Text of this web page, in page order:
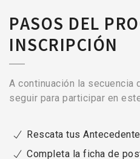
PASOS DEL
INSCRIPCIÓN
A continuación la secuencia
seguir para participar en
Rescata tus
Completa la ficha de